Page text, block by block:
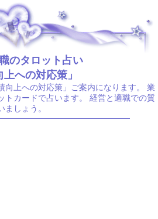
.
のタロット占い
上への対応策」
向上への対応策」ご案内になります。 業
トカードで占います。 経営と適職での質
ましょう。